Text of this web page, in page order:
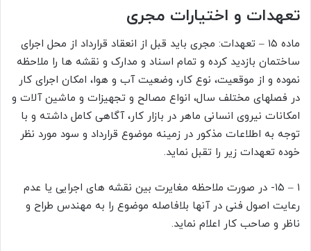
تعهدات و اختیارات مجری
ماده ۱۵ – تعهدات: مجری باید قبل از انعقاد قرارداد از محل اجرای
ساختمان بازدید کرده و تمام اسناد و مدارک و نقشه ها را ملاحظه
نموده و از موقعیت، نوع کار، وضعیت آب و هوا، امکان اجرای کار
در فصلهای مختلف سال، انواع مصالح و تجهیزات و ماشین آلات و
امکانات نیروی انسانی ماهر در بازار کار، آگاهی کامل داشته و با
توجه به اطلاعات مذکور در زمینه موضوع قرارداد و سود مورد نظر
خوده تعهدات زیر را تقبل نماید.
۱ – ۱۵- در صورت ملاحظه مغایرت بین نقشه های اجرایی یا عدم
رعایت اصول فنی در آنها بلافاصله موضوع را به مهندس طراح و
ناظر و صاحب کار اعلام نماید.